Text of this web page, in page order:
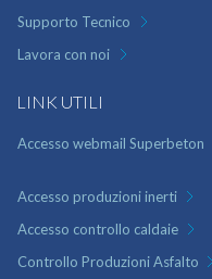
Supporto Tecnico
Lavora con noi
LINK UTILI
Accesso webmail Superbeton
Accesso produzioni inerti
Accesso controllo caldaie
Controllo Produzioni Asfalto